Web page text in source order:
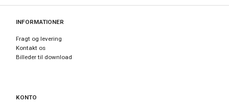
INFORMATIONER
Fragt og levering
Kontakt os
Billeder til download
KONTO